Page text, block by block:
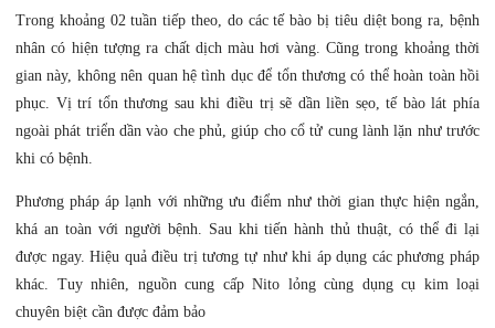
Trong khoảng 02 tuần tiếp theo, do các tế bào bị tiêu diệt bong ra, bệnh
nhân có hiện tượng ra chất dịch màu hơi vàng. Cũng trong khoảng thời
gian này, không nên quan hệ tình dục để tổn thương có thể hoàn toàn hồi
phục. Vị trí tổn thương sau khi điều trị sẽ dần liền sẹo, tế bào lát phía
ngoài phát triển dần vào che phủ, giúp cho cổ tử cung lành lặn như trước
khi có bệnh.
Phương pháp áp lạnh với những ưu điểm như thời gian thực hiện ngắn,
khá an toàn với người bệnh. Sau khi tiến hành thủ thuật, có thể đi lại
được ngay. Hiệu quả điều trị tương tự như khi áp dụng các phương pháp
khác. Tuy nhiên, nguồn cung cấp Nito lỏng cùng dụng cụ kim loại
chuyên biệt cần được đảm bảo